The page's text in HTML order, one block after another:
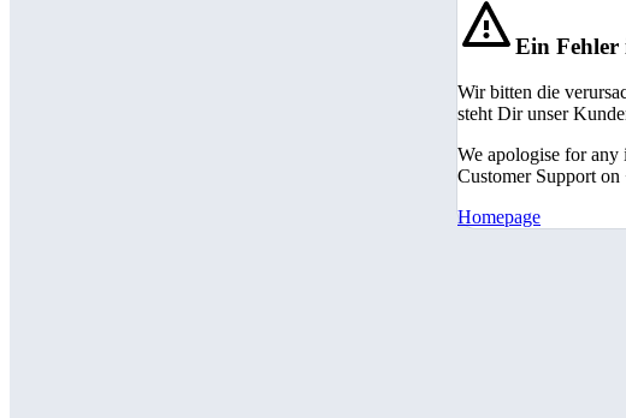
Ein Fehler
Wir bitten die
steht Dir unser
We apologise for any
Customer Support
Homepage